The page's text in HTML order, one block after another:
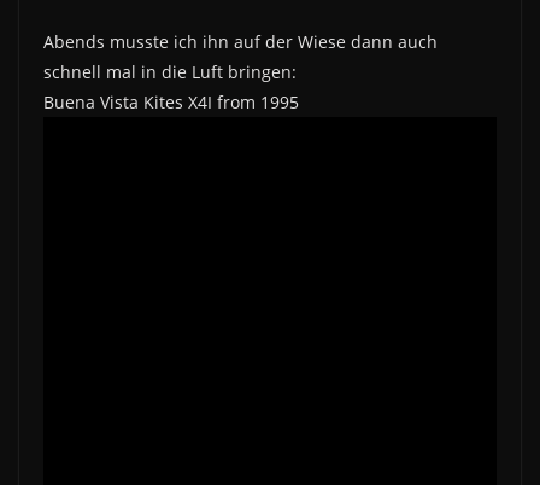
Abends musste ich ihn auf der Wiese dann auch
schnell mal in die Luft bringen:
Buena Vista Kites X4I from 1995